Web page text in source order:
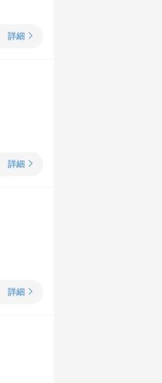
詳細
詳細
詳細